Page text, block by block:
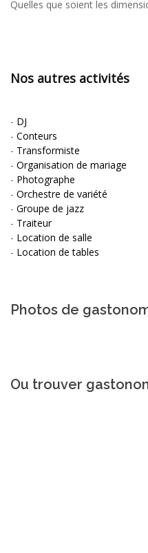
Quelles que soient les
Nos autres activités
- DJ
- Conteurs
- Transformiste
- Organisation de mariage
- Photographe
- Orchestre de variété
- Groupe de jazz
- Traiteur
- Location de salle
- Location de tables
Photos de
Ou trouver